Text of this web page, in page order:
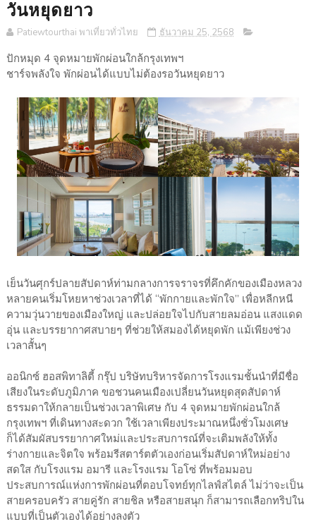
วันหยุดยาว
Patiewtourthai พาเที่ยวทั่วไทย ธันวาคม 25, 2568
ปักหมุด 4 จุดหมายพักผ่อนใกล้กรุงเทพฯ
ชาร์จพลังใจ พักผ่อนได้แบบไม่ต้องรอวันหยุดยาว
เย็นวันศุกร์ปลายสัปดาห์ท่ามกลางการจราจรที่คึกคักของเมืองหลวง
หลายคนเริ่มโหยหาช่วงเวลาที่ได้ “พักกายและพักใจ” เพื่อหลีกหนี
ความวุ่นวายของเมืองใหญ่ และปล่อยใจไปกับสายลมอ่อน แสงแดด
อุ่น และบรรยากาศสบายๆ ที่ช่วยให้สมองได้หยุดพัก แม้เพียงช่วง
เวลาสั้นๆ
ออนิกซ์ ฮอสพิทาลิตี้ กรุ๊ป บริษัทบริหารจัดการโรงแรมชั้นนำที่มีชื่อ
เสียงในระดับภูมิภาค ขอชวนคนเมืองเปลี่ยนวันหยุดสุดสัปดาห์
ธรรมดาให้กลายเป็นช่วงเวลาพิเศษ กับ 4 จุดหมายพักผ่อนใกล้
กรุงเทพฯ ที่เดินทางสะดวก ใช้เวลาเพียงประมาณหนึ่งชั่วโมงเศษ
ก็ได้สัมผัสบรรยากาศใหม่และประสบการณ์ที่จะเติมพลังให้ทั้ง
ร่างกายและจิตใจ พร้อมรีสตาร์ตตัวเองก่อนเริ่มสัปดาห์ใหม่อย่าง
สดใส กับโรงแรม อมารี และโรงแรม โอโซ่ ที่พร้อมมอบ
ประสบการณ์แห่งการพักผ่อนที่ตอบโจทย์ทุกไลฟ์สไตล์ ไม่ว่าจะเป็น
สายครอบครัว สายคู่รัก สายชิล หรือสายสนุก ก็สามารถเลือกทริปใน
แบบที่เป็นตัวเองได้อย่างลงตัว